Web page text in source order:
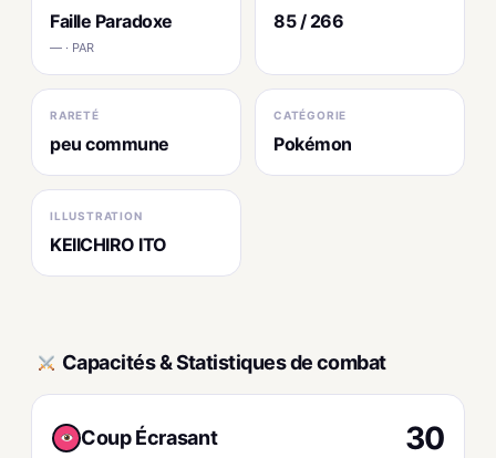
Faille Paradoxe
— · PAR
85 / 266
RARETÉ
peu commune
CATÉGORIE
Pokémon
ILLUSTRATION
KEIICHIRO ITO
Capacités & Statistiques de combat
Coup Écrasant 30